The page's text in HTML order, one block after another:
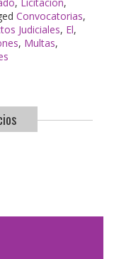
Convocatorias,
Judiciales, El,
, Multas,